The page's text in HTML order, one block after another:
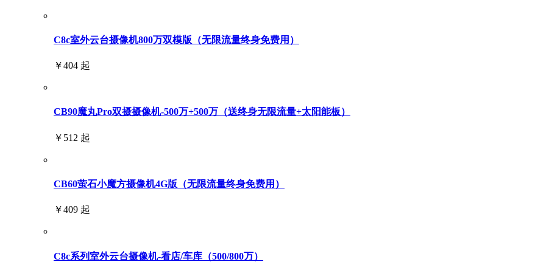
C8c室外云台摄像机800万双模版（无限流量终身免费用）
￥404 起
CB90魔丸Pro双摄摄像机-500万+500万（送终身无限流量+太阳能板）
￥512 起
CB60萤石小魔方摄像机4G版（无限流量终身免费用）
￥409 起
C8c系列室外云台摄像机-看店/车库（500/800万）